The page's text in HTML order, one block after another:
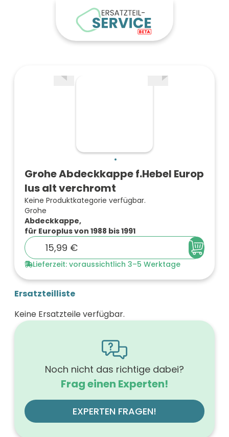
Grohe Abdeckkappe f.Hebel Europ
lus alt verchromt
Keine Produktkategorie verfügbar.
Grohe
Abdeckkappe,
für Europlus von 1988 bis 1991
15,99 €
Lieferzeit: voraussichtlich 3–5 Werktage
Ersatzteilliste
Keine Ersatzteile verfügbar.
Noch nicht das richtige dabei?
Frag einen Experten!
EXPERTEN FRAGEN!